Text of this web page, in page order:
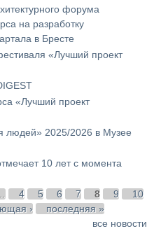
форума
на разработку
в Бресте
«Лучший проект
«Лучший проект
людей» 2025/2026 в Музее
10 лет с момента
4 5 6 7 8 9
10
›
последняя »
все новости